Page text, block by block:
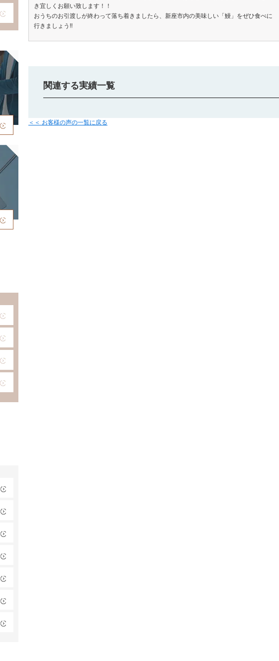
き宜しくお願い致します！！
おうちのお引渡しが終わって落ち着きましたら、新座市内の美味しい「鰻」をぜひ食べに
行きましょう!!
関連する実績一覧
＜＜ お客様の声の一覧に戻る